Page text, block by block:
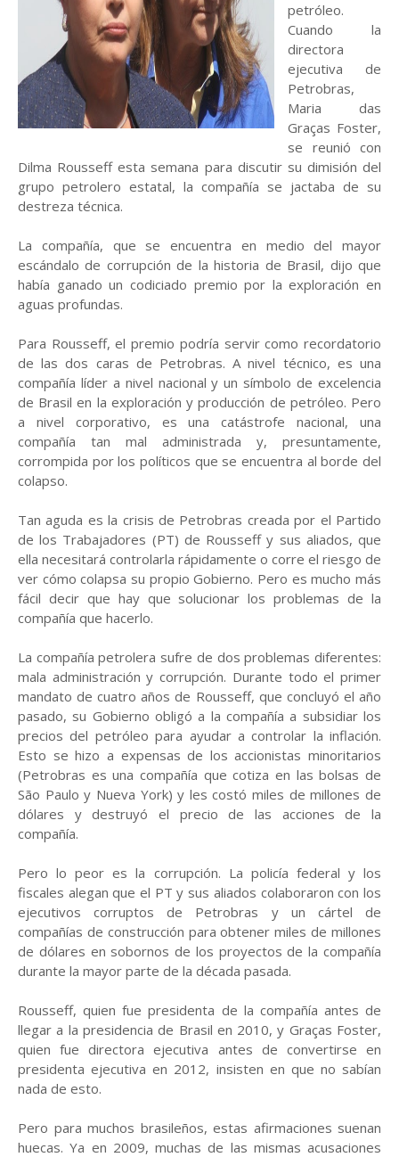
petróleo.
Cuando la
directora
ejecutiva de
Petrobras,
Maria das
Graças Foster,
se reunió con
Dilma Rousseff esta semana para discutir su dimisión del
grupo petrolero estatal, la compañía se jactaba de su
destreza técnica.
La compañía, que se encuentra en medio del mayor
escándalo de corrupción de la historia de Brasil, dijo que
había ganado un codiciado premio por la exploración en
aguas profundas.
Para Rousseff, el premio podría servir como recordatorio
de las dos caras de Petrobras. A nivel técnico, es una
compañía líder a nivel nacional y un símbolo de excelencia
de Brasil en la exploración y producción de petróleo. Pero
a nivel corporativo, es una catástrofe nacional, una
compañía tan mal administrada y, presuntamente,
corrompida por los políticos que se encuentra al borde del
colapso.
Tan aguda es la crisis de Petrobras creada por el Partido
de los Trabajadores (PT) de Rousseff y sus aliados, que
ella necesitará controlarla rápidamente o corre el riesgo de
ver cómo colapsa su propio Gobierno. Pero es mucho más
fácil decir que hay que solucionar los problemas de la
compañía que hacerlo.
La compañía petrolera sufre de dos problemas diferentes:
mala administración y corrupción. Durante todo el primer
mandato de cuatro años de Rousseff, que concluyó el año
pasado, su Gobierno obligó a la compañía a subsidiar los
precios del petróleo para ayudar a controlar la inflación.
Esto se hizo a expensas de los accionistas minoritarios
(Petrobras es una compañía que cotiza en las bolsas de
São Paulo y Nueva York) y les costó miles de millones de
dólares y destruyó el precio de las acciones de la
compañía.
Pero lo peor es la corrupción. La policía federal y los
fiscales alegan que el PT y sus aliados colaboraron con los
ejecutivos corruptos de Petrobras y un cártel de
compañías de construcción para obtener miles de millones
de dólares en sobornos de los proyectos de la compañía
durante la mayor parte de la década pasada.
Rousseff, quien fue presidenta de la compañía antes de
llegar a la presidencia de Brasil en 2010, y Graças Foster,
quien fue directora ejecutiva antes de convertirse en
presidenta ejecutiva en 2012, insisten en que no sabían
nada de esto.
Pero para muchos brasileños, estas afirmaciones suenan
huecas. Ya en 2009, muchas de las mismas acusaciones